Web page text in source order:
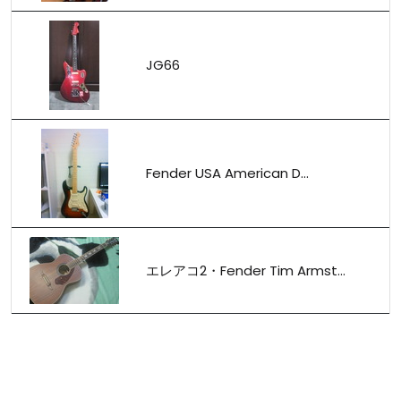
JG66
Fender USA American D...
エレアコ2・Fender Tim Armst...